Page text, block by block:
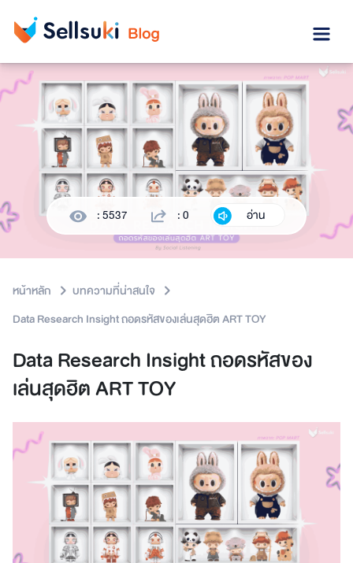
: 5537 : 0 อ่าน
หน้าหลัก
บทความที่น่าสนใจ
Data Research Insight ถอดรหัสของเล่นสุดฮิต ART TOY
Data Research Insight ถอดรหัสของ
เล่นสุดฮิต ART TOY